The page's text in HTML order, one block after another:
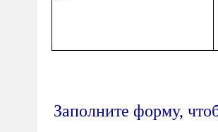
Заполните форму,